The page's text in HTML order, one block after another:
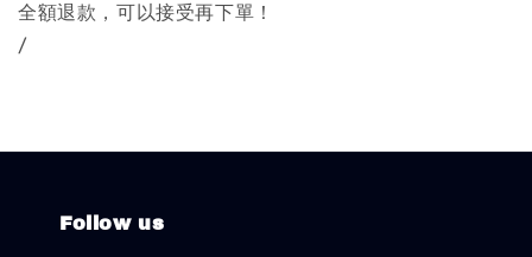
全額退款，可以接受再下單！
/
Follow us